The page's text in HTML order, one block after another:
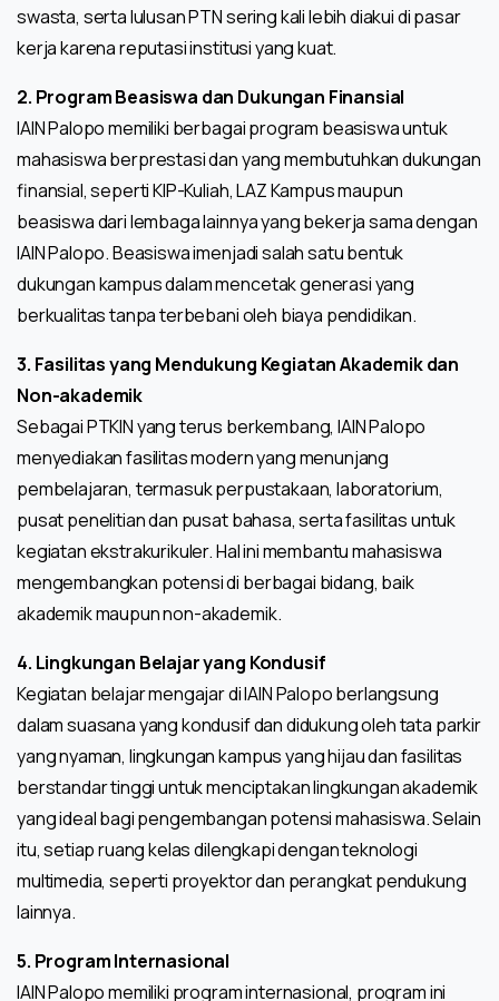
swasta, serta lulusan PTN sering kali lebih diakui di pasar
kerja karena reputasi institusi yang kuat.
2. Program Beasiswa dan Dukungan Finansial
IAIN Palopo memiliki berbagai program beasiswa untuk
mahasiswa berprestasi dan yang membutuhkan dukungan
finansial, seperti KIP-Kuliah, LAZ Kampus maupun
beasiswa dari lembaga lainnya yang bekerja sama dengan
IAIN Palopo. Beasiswa imenjadi salah satu bentuk
dukungan kampus dalam mencetak generasi yang
berkualitas tanpa terbebani oleh biaya pendidikan.
3. Fasilitas yang Mendukung Kegiatan Akademik dan
Non-akademik
Sebagai PTKIN yang terus berkembang, IAIN Palopo
menyediakan fasilitas modern yang menunjang
pembelajaran, termasuk perpustakaan, laboratorium,
pusat penelitian dan pusat bahasa, serta fasilitas untuk
kegiatan ekstrakurikuler. Hal ini membantu mahasiswa
mengembangkan potensi di berbagai bidang, baik
akademik maupun non-akademik.
4. Lingkungan Belajar yang Kondusif
Kegiatan belajar mengajar di IAIN Palopo berlangsung
dalam suasana yang kondusif dan didukung oleh tata parkir
yang nyaman, lingkungan kampus yang hijau dan fasilitas
berstandar tinggi untuk menciptakan lingkungan akademik
yang ideal bagi pengembangan potensi mahasiswa. Selain
itu, setiap ruang kelas dilengkapi dengan teknologi
multimedia, seperti proyektor dan perangkat pendukung
lainnya.
5. Program Internasional
IAIN Palopo memiliki program internasional, program ini